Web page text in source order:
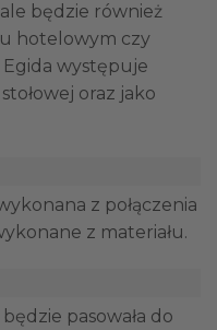
będzie również
hotelowym czy
występuje
oraz jako
z połączenia
z materiału.
pasowała do